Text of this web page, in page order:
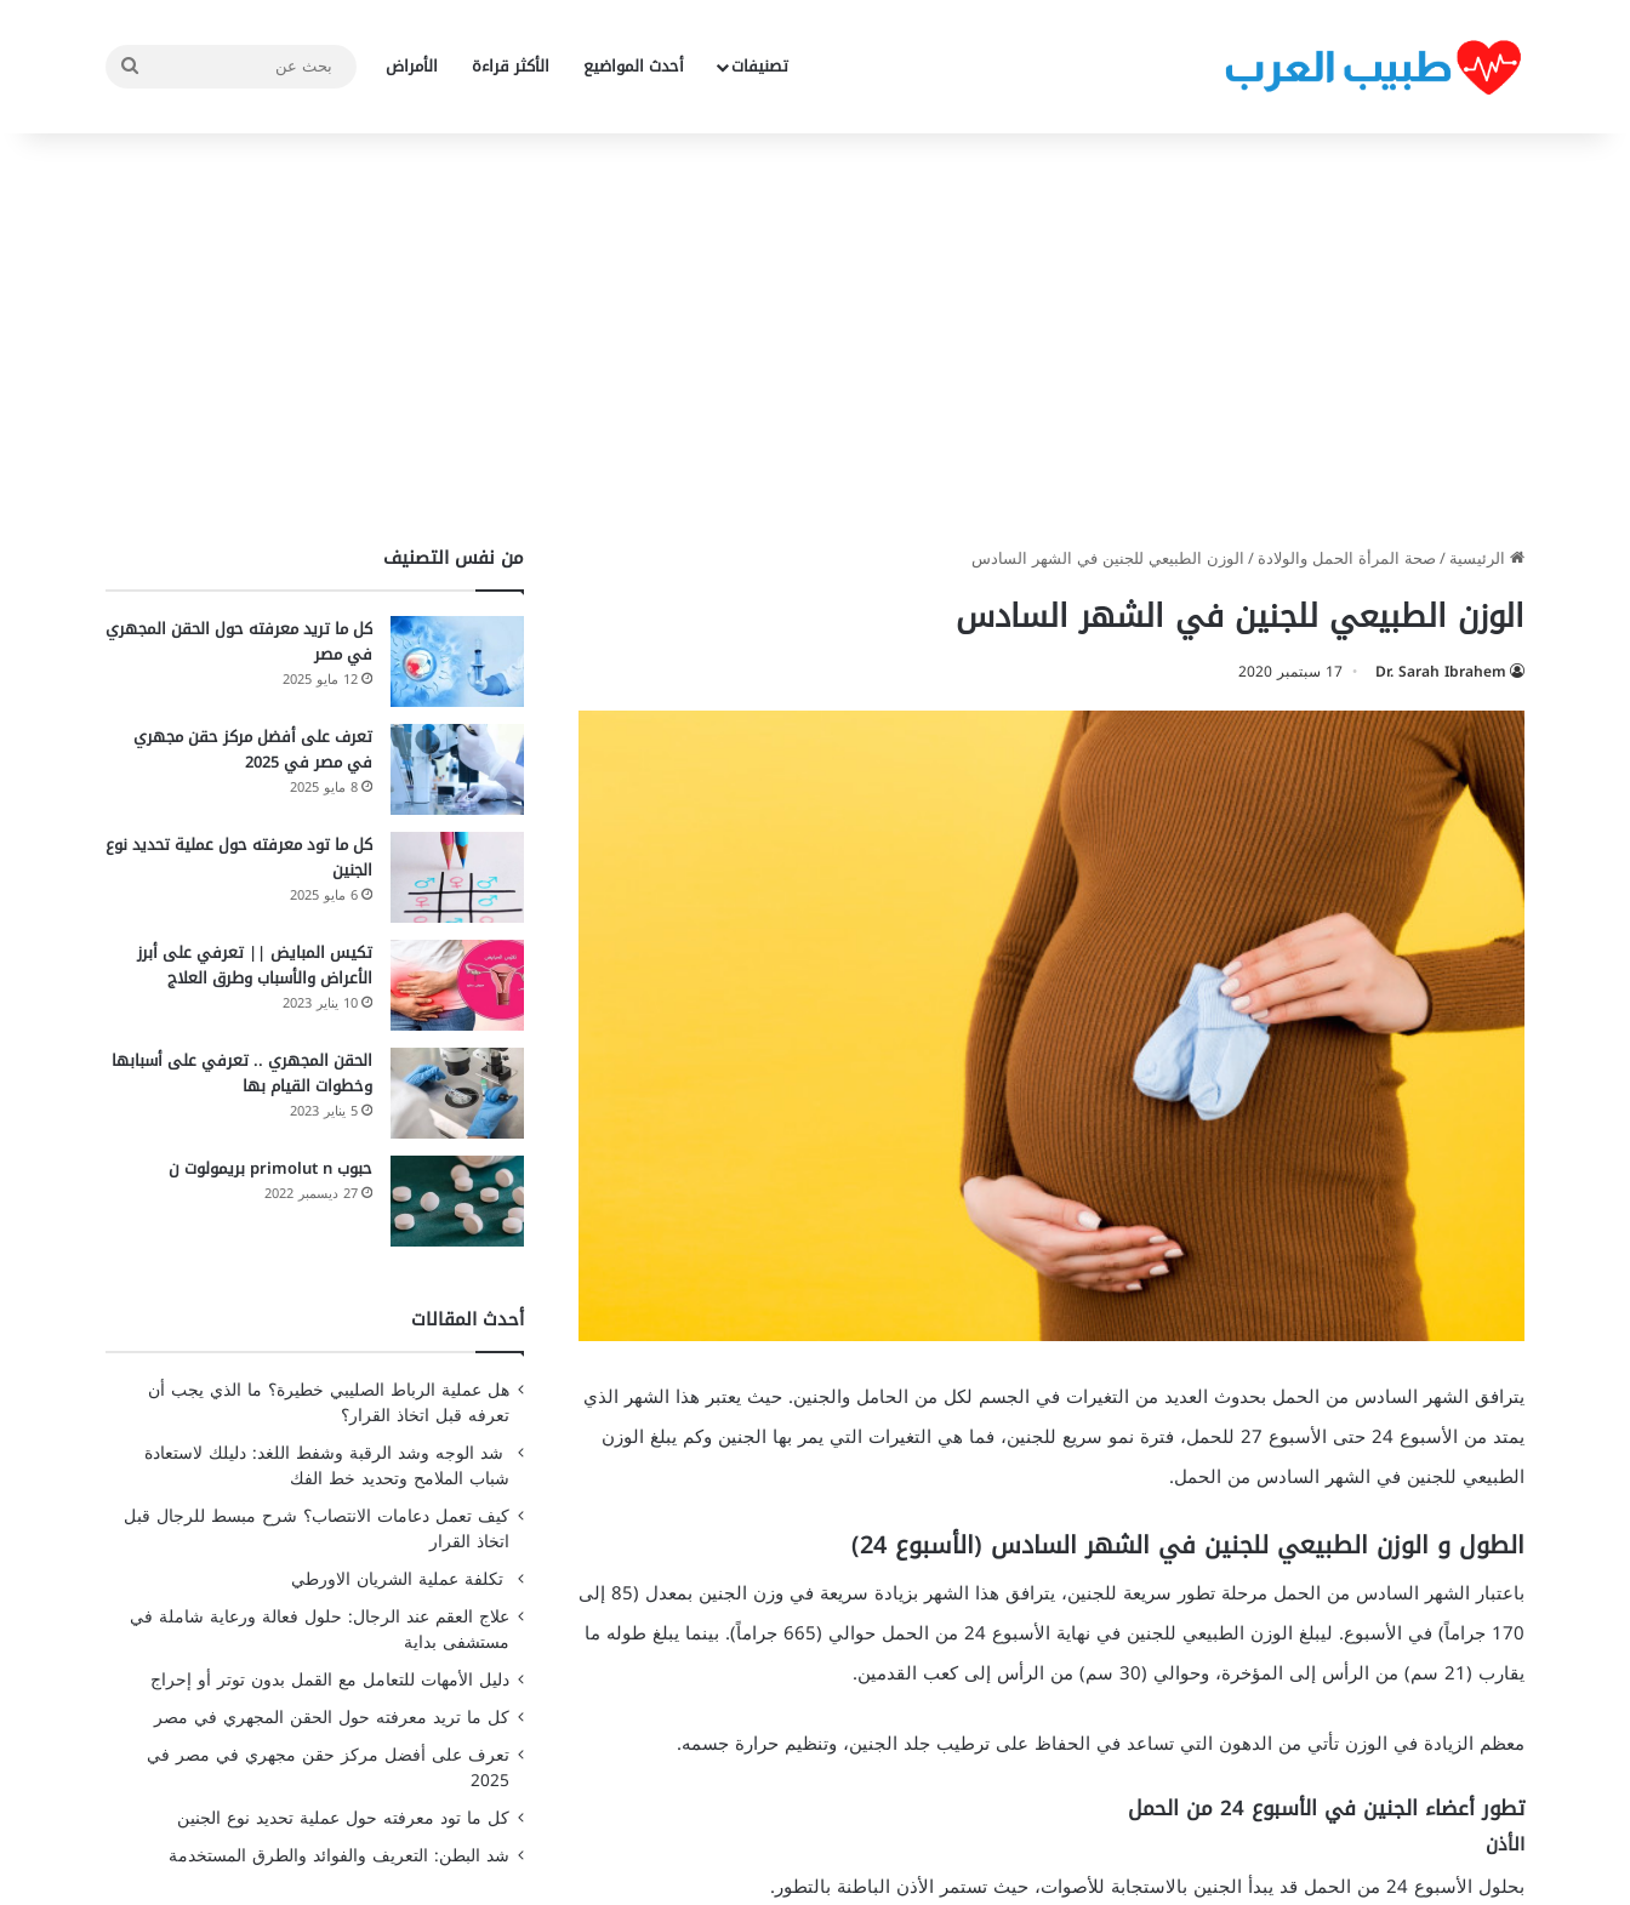
تصنيفات أحدث المواضيع الأكثر قراءة الأمراض
بحث
الرئيسية/صحة المرأة الحمل والولادة/الوزن الطبيعي للجنين في الشهر السادس
الوزن الطبيعي للجنين في الشهر السادس
Dr. Sarah Ibrahem 17 سبتمبر 2020
يترافق الشهر السادس من الحمل بحدوث العديد من التغيرات في الجسم لكل من الحامل والجنين. حيث يعتبر هذا الشهر الذي
يمتد من الأسبوع 24 حتى الأسبوع 27 للحمل، فترة نمو سريع للجنين، فما هي التغيرات التي يمر بها الجنين وكم يبلغ الوزن
الطبيعي للجنين في الشهر السادس من الحمل.
الطول و الوزن الطبيعي للجنين في الشهر السادس (الأسبوع 24)
باعتبار الشهر السادس من الحمل مرحلة تطور سريعة للجنين، يترافق هذا الشهر بزيادة سريعة في وزن الجنين بمعدل (85 إلى
170 جراماً) في الأسبوع. ليبلغ الوزن الطبيعي للجنين في نهاية الأسبوع 24 من الحمل حوالي (665 جراماً). بينما يبلغ طوله ما
يقارب (21 سم) من الرأس إلى المؤخرة، وحوالي (30 سم) من الرأس إلى كعب القدمين.
معظم الزيادة في الوزن تأتي من الدهون التي تساعد في الحفاظ على ترطيب جلد الجنين، وتنظيم حرارة جسمه.
تطور أعضاء الجنين في الأسبوع 24 من الحمل
الأذن
بحلول الأسبوع 24 من الحمل قد يبدأ الجنين بالاستجابة للأصوات، حيث تستمر الأذن الباطنة بالتطور.
من نفس التصنيف
كل ما تريد معرفته حول الحقن المجهري
في مصر
12 مايو 2025
تعرف على أفضل مركز حقن مجهري
في مصر في 2025
8 مايو 2025
كل ما تود معرفته حول عملية تحديد نوع
الجنين
6 مايو 2025
تكيس المبايض || تعرفي على أبرز
الأعراض والأسباب وطرق العلاج
10 يناير 2023
الحقن المجهري .. تعرفي على أسبابها
وخطوات القيام بها
5 يناير 2023
حبوب primolut n بريمولوت ن
27 ديسمبر 2022
أحدث المقالات
هل عملية الرباط الصليبي خطيرة؟ ما الذي يجب أن
تعرفه قبل اتخاذ القرار؟
شد الوجه وشد الرقبة وشفط اللغد: دليلك لاستعادة
شباب الملامح وتحديد خط الفك
كيف تعمل دعامات الانتصاب؟ شرح مبسط للرجال قبل
اتخاذ القرار
تكلفة عملية الشريان الاورطي
علاج العقم عند الرجال: حلول فعالة ورعاية شاملة في
مستشفى بداية
دليل الأمهات للتعامل مع القمل بدون توتر أو إحراج
كل ما تريد معرفته حول الحقن المجهري في مصر
تعرف على أفضل مركز حقن مجهري في مصر في
2025
كل ما تود معرفته حول عملية تحديد نوع الجنين
شد البطن: التعريف والفوائد والطرق المستخدمة